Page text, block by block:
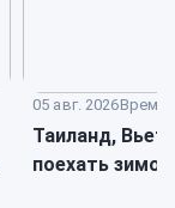
05 авг. 2026Время
Таиланд,
поехать зимой